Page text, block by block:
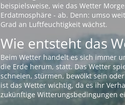
beispielsweise, wie das Wetter
Erdatmosphäre - ab. Denn: umso
Grad an Luftfeuchtigkeit wächst.
Wie entsteht das
Beim Wetter handelt es sich immer
die Erde herum, statt. Das Wetter
schneien, stürmen, bewölkt sein
ist das Wetter wichtig, da es ihr
zukünftige Witterungsbedingungen